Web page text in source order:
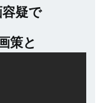
疑で
策と